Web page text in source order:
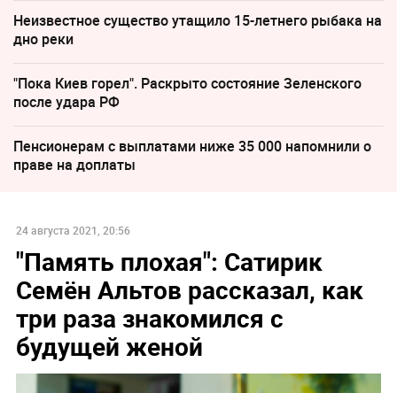
Неизвестное существо утащило 15-летнего рыбака на
дно реки
"Пока Киев горел". Раскрыто состояние Зеленского
после удара РФ
Пенсионерам с выплатами ниже 35 000 напомнили о
праве на доплаты
24 августа 2021, 20:56
"Память плохая": Сатирик
Семён Альтов рассказал, как
три раза знакомился с
будущей женой